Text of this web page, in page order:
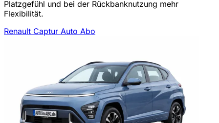
Platzgefühl und bei der Rückbanknutzung mehr
Flexibilität.
Renault Captur Auto Abo